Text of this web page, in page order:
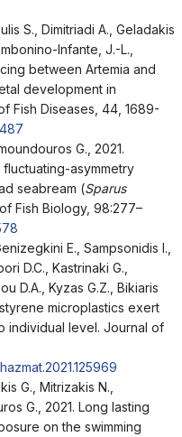
S., Dimitriadi A., Geladakis
Infante, J.-L.,
between Artemia and
development in
Fish Diseases, 44, 1689-
G., 2021.
asymmetry
seabream (Sparus
Fish Biology, 98:277–
E., Sampsonidis I.,
D.C., Kastrinaki G.,
D.A., Kyzas G.Z., Bikiaris
microplastics exert
individual level. Journal of
G., Mitrizakis N.,
G., 2021. Long lasting
on the swimming